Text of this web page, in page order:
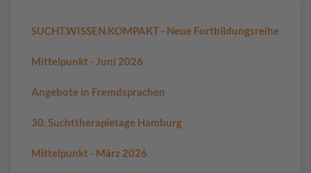
SUCHT.WISSEN.KOMPAKT - Neue Fortbildungsreihe
Mittelpunkt - Juni 2026
Angebote in Fremdsprachen
30. Suchttherapietage Hamburg
Mittelpunkt - März 2026